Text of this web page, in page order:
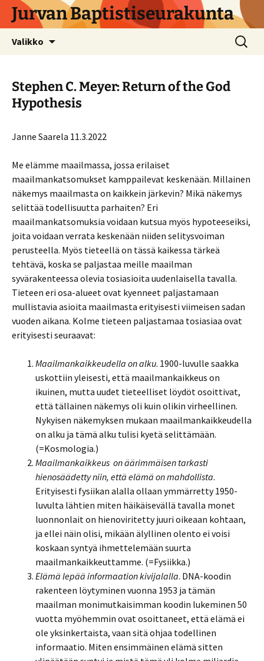
Siirry
sisältöön
Jurvan Baptistiseurakunta
Valikko Haku:
Stephen C. Meyer: Return of the God
Hypothesis
Janne Saarela 11.3.2022
Me elämme maailmassa, jossa erilaiset
maailmankatsomukset kamppailevat keskenään. Millainen
näkemys maailmasta on kaikkein järkevin? Mikä näkemys
selittää todellisuutta parhaiten? Eri
maailmankatsomuksia voidaan kutsua myös hypoteeseiksi,
joita voidaan verrata keskenään niiden selitysvoiman
perusteella. Myös tieteellä on tässä kaikessa tärkeä
tehtävä, koska se paljastaa meille maailman
syvärakenteessa olevia tosiasioita uudenlaisella tavalla.
Tieteen eri osa-alueet ovat kyenneet paljastamaan
mullistavia asioita maailmasta erityisesti viimeisen sadan
vuoden aikana. Kolme tieteen paljastamaa tosiasiaa ovat
erityisesti seuraavat:
Maailmankaikkeudella on alku. 1900-luvulle saakka
uskottiin yleisesti, että maailmankaikkeus on
ikuinen, mutta uudet tieteelliset löydöt osoittivat,
että tällainen näkemys oli kuin olikin virheellinen.
Nykyisen näkemyksen mukaan maailmankaikkeudella
on alku ja tämä alku tulisi kyetä selittämään.
(=Kosmologia.)
Maailmankaikkeus on äärimmäisen tarkasti
hienosäädettyniin, että elämä on mahdollista.
Erityisesti fysiikan alalla ollaan ymmärretty 1950-
luvulta lähtien miten häikäisevällä tavalla monet
luonnonlait on hienoviritetty juuri oikeaan kohtaan,
ja ellei näin olisi, mikään älyllinen olento ei voisi
koskaan syntyä ihmettelemään suurta
maailmankaikkeuttamme. (=Fysiikka.)
Elämä lepää informaation kivijalalla. DNA-koodin
rakenteen löytyminen vuonna 1953 ja tämän
maailman monimutkaisimman koodin lukeminen 50
vuotta myöhemmin ovat osoittaneet, että elämä ei
ole yksinkertaista, vaan sitä ohjaa todellinen
informaatio. Miten ensimmäinen elämä sitten